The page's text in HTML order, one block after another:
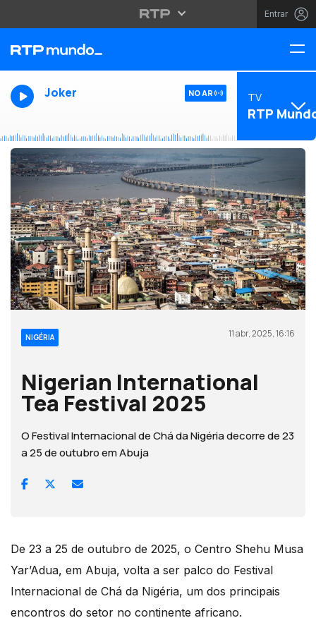
Entrar
Joker NO AR TV
RTP
NIGÉRIA 11 abr, 2025, 16:16
Nigerian International
Tea Festival 2025
O Festival Internacional de Chá da Nigéria decorre de 23
a 25 de outubro em Abuja
De 23 a 25 de outubro de 2025, o Centro Shehu Musa
Yar’Adua, em Abuja, volta a ser palco do Festival
Internacional de Chá da Nigéria, um dos principais
encontros do setor no continente africano.